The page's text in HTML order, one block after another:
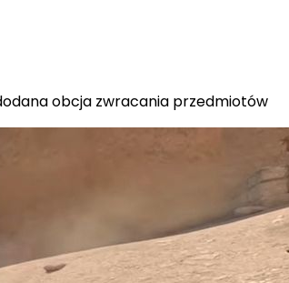
obcja zwracania przedmiotów